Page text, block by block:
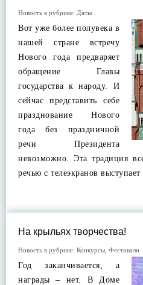
Новость в рубрике: Даты
Вот уже более полувека в
нашей стране встречу
Нового года предваряет
обращение Главы
государства к народу. И
сейчас представить себе
празднование Нового
года без праздничной
речи Президента
невозможно. Эта традиция
речью с телеэкранов
На крыльях творчества!
Новость в рубрике: Конкурсы Фестивали
Год заканчивается, а
награды – нет. В Доме